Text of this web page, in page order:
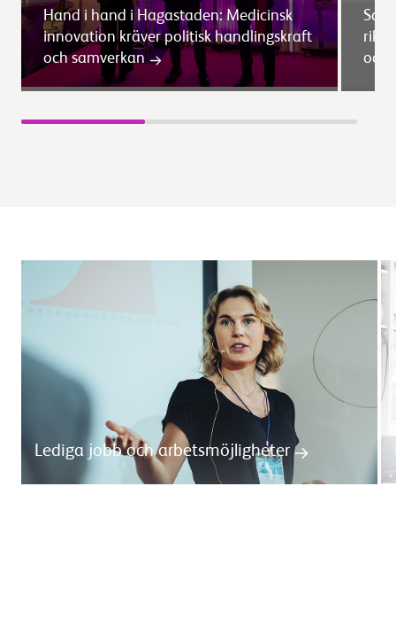
Hand i hand i Hagastaden: Medicinsk
innovation kräver politisk handlingskraft
och samverkan
och
Lediga jobb och arbetsmöjligheter